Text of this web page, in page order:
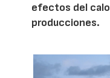
efectos del
producciones.